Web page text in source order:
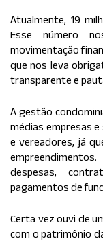
Atualmente, 19
Esse número
movimentação
que nos leva
transparente e
A gestão
médias empresas
e vereadores, já
despesas,
pagamentos de
Certa vez ouvi de
com o patrimônio